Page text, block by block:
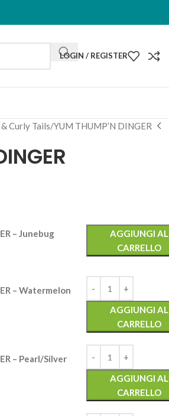
LOGIN / REGISTER
Curly Tails YUM THUMP’N DINGER
– Junebug
AGGIUNGI AL
CARRELLO
– Watermelon
AGGIUNGI AL
CARRELLO
– Pearl/Silver
AGGIUNGI AL
CARRELLO